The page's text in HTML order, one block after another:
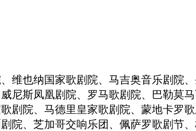
维也纳国家歌剧院、马吉奥音乐剧院
尼斯凤凰剧院、罗马歌剧院、巴勒莫
剧院、马德里皇家歌剧院、蒙地卡罗歌
院、芝加哥交响乐团、佩萨罗歌剧节